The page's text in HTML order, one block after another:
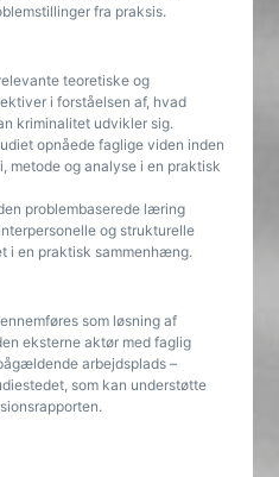
fra praksis.
teoretiske og
i forståelsen af, hvad
kriminalitet udvikler sig.
opnåede faglige viden inden
metode og analyse i en praktisk
problembaserede læring
og strukturelle
i en praktisk sammenhæng.
som løsning af
eksterne aktør med faglig
arbejdsplads –
som kan understøtte